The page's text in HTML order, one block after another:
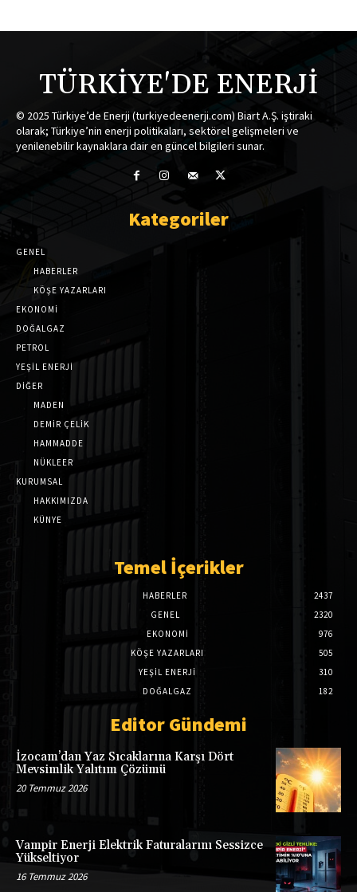
TÜRKİYE'DE ENERJİ
© 2025 Türkiye’de Enerji (turkiyedeenerji.com) Biart A.Ş. iştiraki
olarak; Türkiye’nin enerji politikaları, sektörel gelişmeleri ve
yenilenebilir kaynaklara dair en güncel bilgileri sunar.
Kategoriler
GENEL
HABERLER
KÖŞE YAZARLARI
EKONOMİ
DOĞALGAZ
PETROL
YEŞİL ENERJİ
DİĞER
MADEN
DEMİR ÇELİK
HAMMADDE
NÜKLEER
KURUMSAL
HAKKIMIZDA
KÜNYE
Temel İçerikler
HABERLER
2437
GENEL
2320
EKONOMI
976
KÖŞE YAZARLARI
505
YEŞİL ENERJİ
310
DOĞALGAZ
182
Editor Gündemi
İzocam’dan Yaz Sıcaklarına Karşı Dört
Mevsimlik Yalıtım Çözümü
20 Temmuz 2026
Vampir Enerji Elektrik Faturalarını Sessizce
Yükseltiyor
16 Temmuz 2026